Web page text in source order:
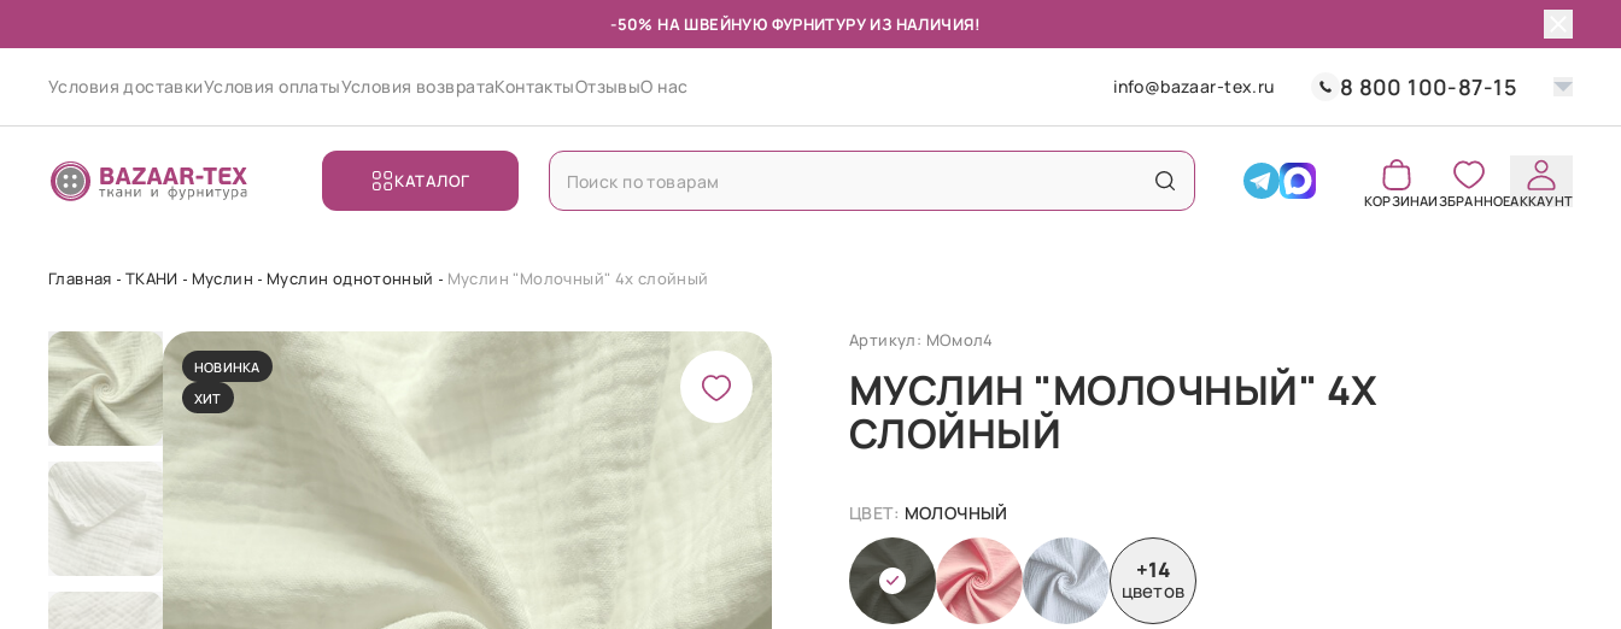
-50% НА ШВЕЙНУЮ ФУРНИТУРУ ИЗ НАЛИЧИЯ!
Условия доставкиУсловия оплатыУсловия возвратаКонтактыОтзывыО нас info@bazaar-tex.ru 8 800 100-87-15
КАТАЛОГ
КОРЗИНАИЗБРАННОЕАККАУНТ
Главная ТКАНИ Муслин Муслин однотонный Муслин "Молочный" 4х слойный
НОВИНКА
ХИТ
Артикул: МОмол4
МУСЛИН "МОЛОЧНЫЙ" 4Х
СЛОЙНЫЙ
ЦВЕТ: МОЛОЧНЫЙ
+14
цветов